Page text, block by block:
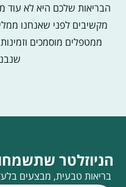
הבריאות שלכם היא לא עוד
מקשיבים לפני שאנחנו
ממטפלים מוסמכים
הניוזלטר
בריאות טבעית, מבצעים